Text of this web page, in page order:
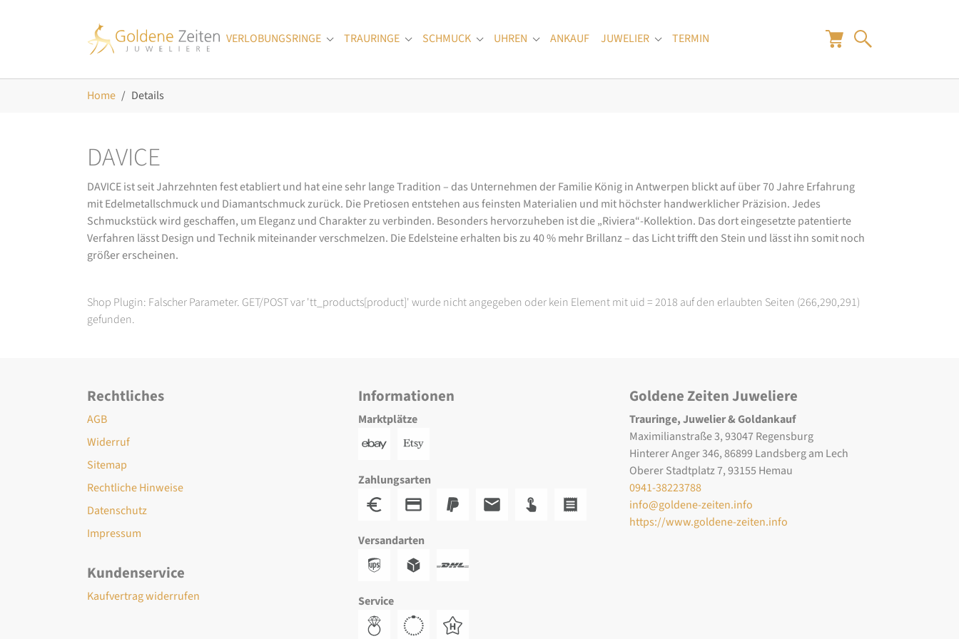
VERLOBUNGSRINGE
Submenu for "Verlobungsringe"
TRAURINGE Submenu for "Trauringe"
SCHMUCK Submenu for "Schmuck"
UHREN Submenu for "Uhren"
ANKAUF JUWELIER Submenu for "Juwelier"
TERMIN
Home Details
DAVICE
DAVICE ist seit Jahrzehnten fest etabliert und hat eine sehr lange Tradition – das Unternehmen der Familie König in Antwerpen blickt auf über 70 Jahre Erfahrung
mit Edelmetallschmuck und Diamantschmuck zurück. Die Pretiosen entstehen aus feinsten Materialien und mit höchster handwerklicher Präzision. Jedes
Schmuckstück wird geschaffen, um Eleganz und Charakter zu verbinden. Besonders hervorzuheben ist die „Riviera“-Kollektion. Das dort eingesetzte patentierte
Verfahren lässt Design und Technik miteinander verschmelzen. Die Edelsteine erhalten bis zu 40 % mehr Brillanz – das Licht trifft den Stein und lässt ihn somit noch
größer erscheinen.
Shop Plugin: Falscher Parameter. GET/POST var 'tt_products[product]' wurde nicht angegeben oder kein Element mit uid = 2018 auf den erlaubten Seiten (266,290,291)
gefunden.
Rechtliches
AGB
Widerruf
Sitemap
Rechtliche Hinweise
Datenschutz
Impressum
Kundenservice
Kaufvertrag widerrufen
Informationen
Marktplätze
Zahlungsarten
Versandarten
Service
Goldene Zeiten Juweliere
Trauringe, Juwelier & Goldankauf
Maximilianstraße 3, 93047 Regensburg
Hinterer Anger 346, 86899 Landsberg am Lech
Oberer Stadtplatz 7, 93155 Hemau
0941-38223788
info@goldene-zeiten.info
https://www.goldene-zeiten.info